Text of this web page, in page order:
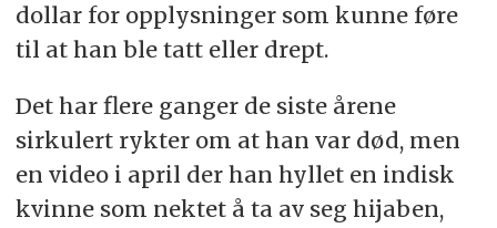
dollar for opplysninger som kunne føre
til at han ble tatt eller drept.
Det har flere ganger de siste årene
sirkulert rykter om at han var død, men
en video i april der han hyllet en indisk
kvinne som nektet å ta av seg hijaben,